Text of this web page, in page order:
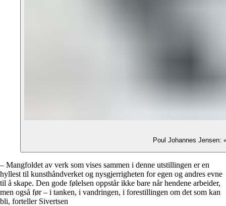
Poul Johannes Jensen:
– Mangfoldet av verk som vises sammen i denne utstillingen er en
hyllest til kunsthåndverket og nysgjerrigheten for egen og andres evne
til å skape. Den gode følelsen oppstår ikke bare når hendene arbeider,
men også før – i tanken, i vandringen, i forestillingen om det som kan
bli, forteller Sivertsen